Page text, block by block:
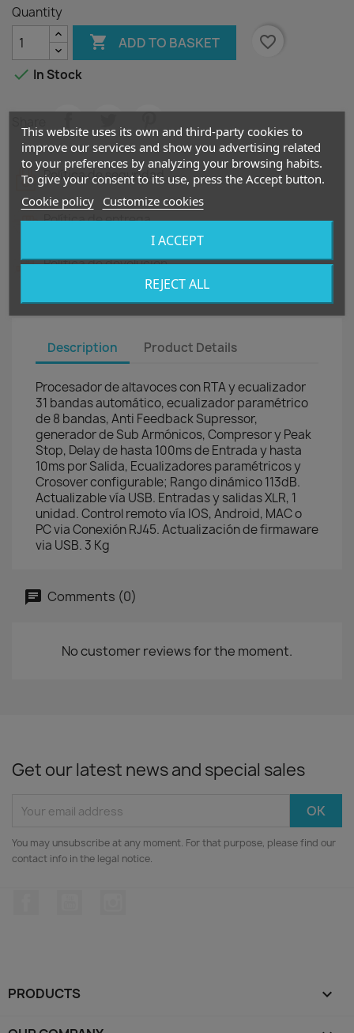
Quantity
 ADD TO BASKET
favorite_border
 In Stock
Política de seguridad
Política de entrega
Política de devolución
Description Product Details
Procesador de altavoces con RTA y ecualizador
31 bandas automático, ecualizador paramétrico
de 8 bandas, Anti Feedback Supressor,
generador de Sub Armónicos, Compresor y Peak
Stop, Delay de hasta 100ms de Entrada y hasta
10ms por Salida, Ecualizadores paramétricos y
Crosover configurable; Rango dinámico 113dB.
Actualizable vía USB. Entradas y salidas XLR, 1
unidad. Control remoto vía IOS, Android, MAC o
PC via Conexión RJ45. Actualización de firmaware
via USB. 3 Kg
Comments (0)
No customer reviews for the moment.
Get our latest news and special sales
You may unsubscribe at any moment. For that purpose, please find our
contact info in the legal notice.
PRODUCTS 
This website uses its own and third-party cookies to
improve our services and show you advertising related
to your preferences by analyzing your browsing habits.
To give your consent to its use, press the Accept button.
Cookie policy
Customize cookies
REJECT ALL
I ACCEPT